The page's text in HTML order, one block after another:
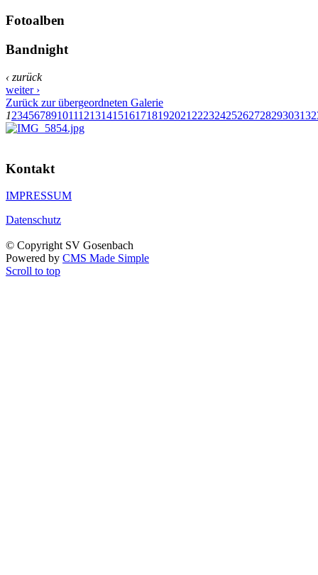
Fotoalben
Bandnight
‹ zurück
weiter ›
Zurück zur übergeordneten Galerie
123456789101112131415161718192021 2223242526272829303132
Kontakt
IMPRESSUM
Datenschutz
© Copyright SV Gosenbach
Powered by CMS Made Simple
Scroll to top